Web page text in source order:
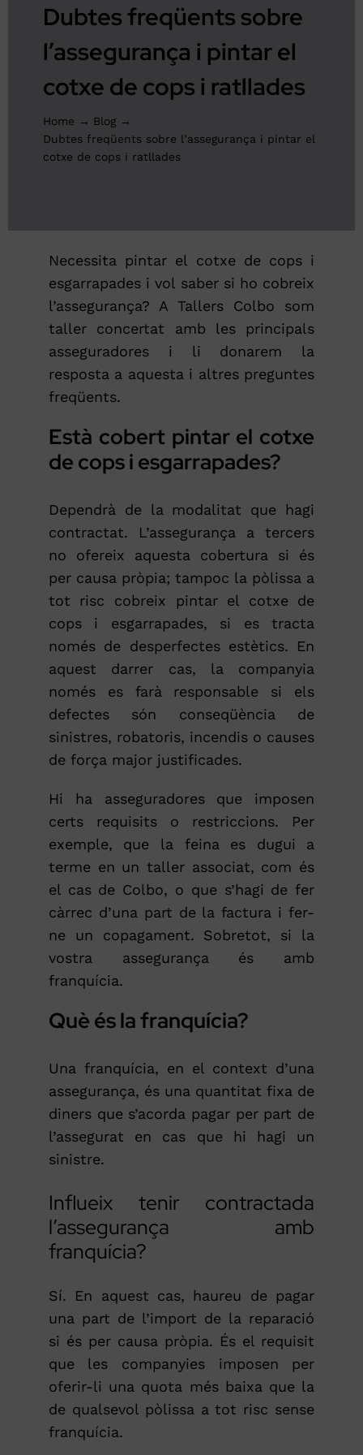
PRESSUPOST ONLINE
Dubtes freqüents sobre
l’assegurança i pintar el
cotxe de cops i ratllades
Home
Blog
Dubtes freqüents sobre l’assegurança i pintar el
cotxe de cops i ratllades
Necessita pintar el cotxe de cops i
esgarrapades i vol saber si ho cobreix
l’assegurança? A Tallers Colbo som
taller concertat amb les principals
asseguradores i li donarem la
resposta a aquesta i altres preguntes
freqüents.
Està cobert pintar el cotxe
de cops i esgarrapades?
Dependrà de la modalitat que hagi
contractat. L’assegurança a tercers
no ofereix aquesta cobertura si és
per causa pròpia; tampoc la pòlissa a
tot risc cobreix pintar el cotxe de
cops i esgarrapades, si es tracta
només de desperfectes estètics. En
aquest darrer cas, la companyia
només es farà responsable si els
defectes són conseqüència de
sinistres, robatoris, incendis o causes
de força major justificades.
Hi ha asseguradores que imposen
certs requisits o restriccions. Per
exemple, que la feina es dugui a
terme en un taller associat, com és
el cas de Colbo, o que s’hagi de fer
càrrec d’una part de la factura i fer-
ne un copagament. Sobretot, si la
vostra assegurança és amb
franquícia.
Què és la franquícia?
Una franquícia, en el context d’una
assegurança, és una quantitat fixa de
diners que s’acorda pagar per part de
l’assegurat en cas que hi hagi un
sinistre.
Influeix tenir contractada
l’assegurança amb
franquícia?
Sí. En aquest cas, haureu de pagar
una part de l’import de la reparació
si és per causa pròpia. És el requisit
que les companyies imposen per
oferir-li una quota més baixa que la
de qualsevol pòlissa a tot risc sense
franquícia.